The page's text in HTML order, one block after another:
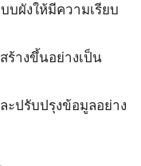
บผังให้มีความเรียบ
ร้างขึ้นอย่างเป็น
ะปรับปรุงข้อมูลอย่าง